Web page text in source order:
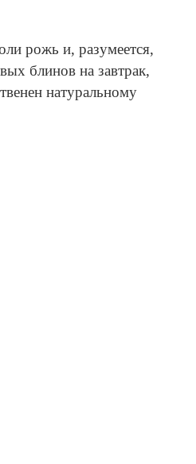
рожь и, разумеется,
блинов на завтрак,
натуральному